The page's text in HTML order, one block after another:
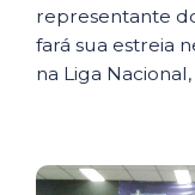
representante
fará sua estreia
na Liga Nacional,